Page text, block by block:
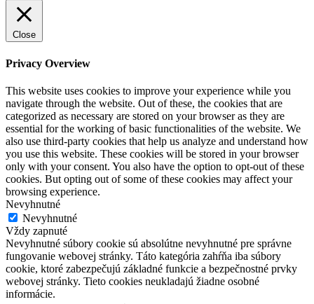
Close
Privacy Overview
This website uses cookies to improve your experience while you
navigate through the website. Out of these, the cookies that are
categorized as necessary are stored on your browser as they are
essential for the working of basic functionalities of the website. We
also use third-party cookies that help us analyze and understand how
you use this website. These cookies will be stored in your browser
only with your consent. You also have the option to opt-out of these
cookies. But opting out of some of these cookies may affect your
browsing experience.
Nevyhnutné
Nevyhnutné
Vždy zapnuté
Nevyhnutné súbory cookie sú absolútne nevyhnutné pre správne
fungovanie webovej stránky. Táto kategória zahŕňa iba súbory
cookie, ktoré zabezpečujú základné funkcie a bezpečnostné prvky
webovej stránky. Tieto cookies neukladajú žiadne osobné
informácie.